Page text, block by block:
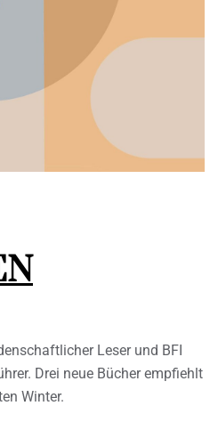
Leser und BFI
Drei neue Bücher empfiehlt
Winter.